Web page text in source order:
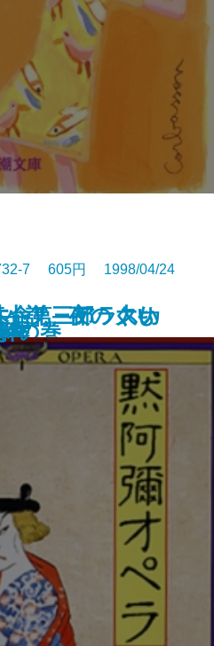
命］―アラスカ
屋
女
の巻
！
7 605円 1998/04/24
小説 夜のくも
―第三部 大い
れ